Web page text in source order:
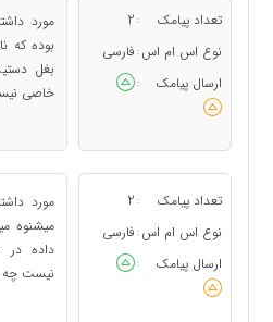
تعداد پیامک :
2
نوع اس ام اس : فارسی
ارسال پیامک
:
مورد
بوده که
بغل
خاصی
تعداد پیامک :
2
نوع اس ام اس : فارسی
ارسال پیامک
:
مورد
میشنوه
داده در
نیست چه